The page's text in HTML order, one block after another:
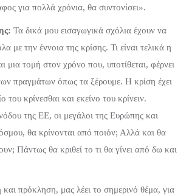
για πολλά χρόνια, θα συντονίσει».
Τα δικά μου εισαγωγικά σχόλια έχουν να
με την έννοια της κρίσης. Τι είναι τελικά η
μια τομή στον χρόνο που, υποτίθεται, φέρνει
πραγμάτων όπως τα ξέρουμε. Η κρίση έχει
του κρίνεσθαι και εκείνο του κρίνειν.
της ΕΕ, οι μεγάλοι της Ευρώπης και
θα κρίνονται από ποιόν; Αλλά και θα
Πάντως θα κριθεί το τι θα γίνει από δω και
πρόκληση, μας λέει το σημερινό θέμα, για